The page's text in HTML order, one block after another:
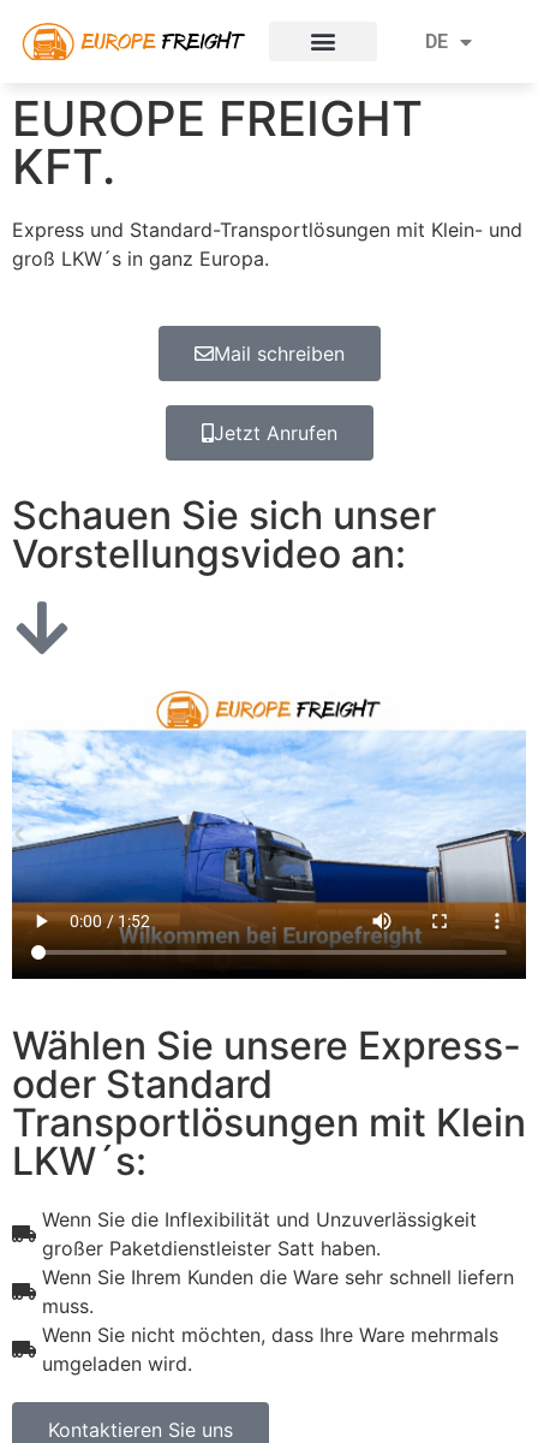
DE
ES
EUROPE FREIGHT
KFT.
Express und Standard-Transportlösungen mit Klein- und
groß LKW´s in ganz Europa.
Mail schreiben
Jetzt Anrufen
Schauen Sie sich unser
Vorstellungsvideo an:
Wählen Sie unsere Express-
oder Standard
Transportlösungen mit Klein
LKW´s:
Wenn Sie die Inflexibilität und Unzuverlässigkeit
großer Paketdienstleister Satt haben.
Wenn Sie Ihrem Kunden die Ware sehr schnell liefern
muss.
Wenn Sie nicht möchten, dass Ihre Ware mehrmals
umgeladen wird.
Kontaktieren Sie uns